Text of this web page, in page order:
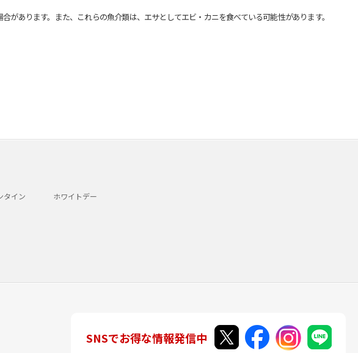
あります。また、これらの魚介類は、エサとしてエビ・カニを食べている可能性があります。
タイン ホワイトデー
SNSでお得な情報発信中